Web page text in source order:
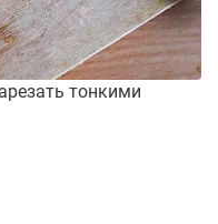
тонкими